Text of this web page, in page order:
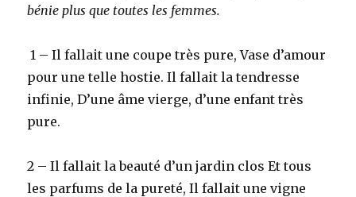
bénie plus que toutes les femmes.
1 – Il fallait une coupe très pure, Vase d’amour
pour une telle hostie. Il fallait la tendresse
infinie, D’une âme vierge, d’une enfant très
pure.
2 – Il fallait la beauté d’un jardin clos Et tous
les parfums de la pureté, Il fallait une vigne